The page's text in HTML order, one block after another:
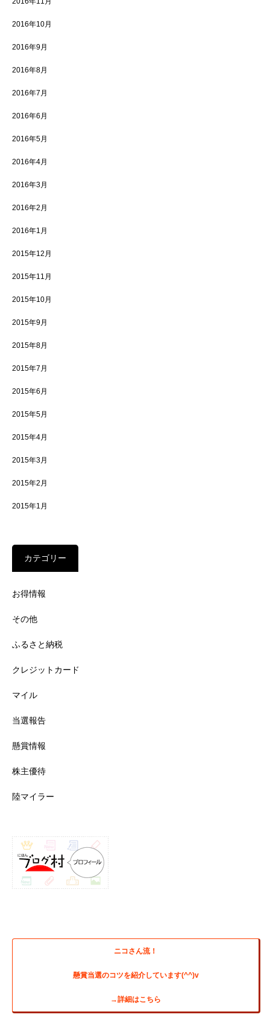
2016年10月
2016年9月
2016年8月
2016年7月
2016年6月
2016年5月
2016年4月
2016年3月
2016年2月
2016年1月
2015年12月
2015年11月
2015年10月
2015年9月
2015年8月
2015年7月
2015年6月
2015年5月
2015年4月
2015年3月
2015年2月
2015年1月
カテゴリー
お得情報
その他
ふるさと納税
クレジットカード
マイル
当選報告
懸賞情報
株主優待
陸マイラー
ニコさん流！
懸賞当選のコツを紹介しています(^^)v
→詳細はこちら